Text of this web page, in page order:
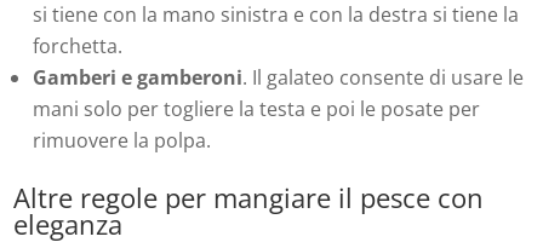
si tiene con la mano sinistra e con la destra si tiene la
forchetta.
Gamberi e gamberoni. Il galateo consente di usare le
mani solo per togliere la testa e poi le posate per
rimuovere la polpa.
Altre regole per mangiare il pesce con
eleganza